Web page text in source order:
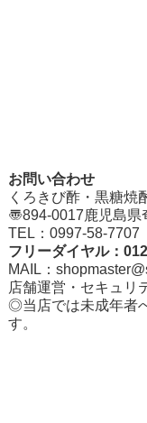
お問い合わせ
くろきび酢・黒糖
〠894-0017鹿児島県
TEL：0997-58-7707
フリーダイヤル：
MAIL：
店舗運営・セキュリ
◎当店では未成年者
す。